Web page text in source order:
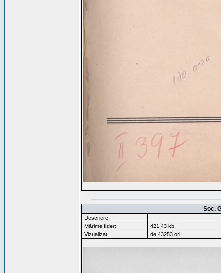
Soc.
Descriere:
Mărime fişier:
421.43 kb
Vizualizat:
de 43253 ori